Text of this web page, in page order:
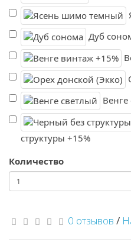
Дуб
Венге
структуры +15%
Количество
0 отзывов /